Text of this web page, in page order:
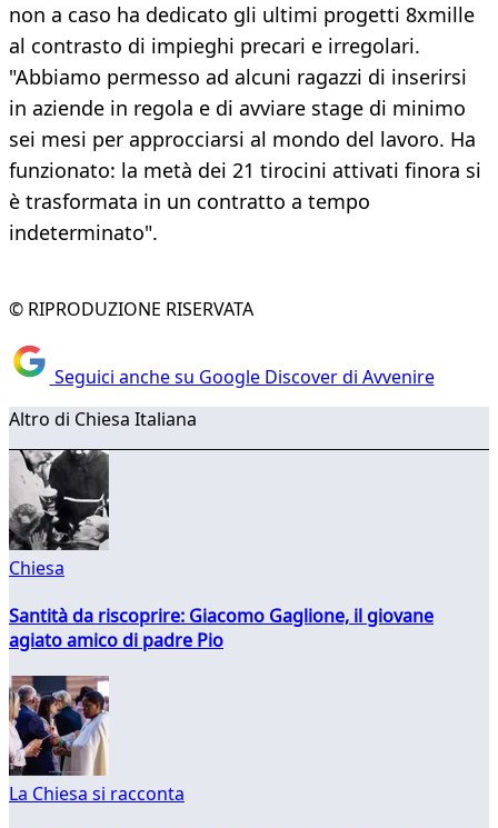
non a caso ha dedicato gli ultimi progetti 8xmille
al contrasto di impieghi precari e irregolari.
"Abbiamo permesso ad alcuni ragazzi di inserirsi
in aziende in regola e di avviare stage di minimo
sei mesi per approcciarsi al mondo del lavoro. Ha
funzionato: la metà dei 21 tirocini attivati finora si
è trasformata in un contratto a tempo
indeterminato".
© RIPRODUZIONE RISERVATA
Seguici anche su Google Discover di Avvenire
Altro di Chiesa Italiana
Chiesa
Santità da riscoprire: Giacomo Gaglione, il giovane
agiato amico di padre Pio
La Chiesa si racconta